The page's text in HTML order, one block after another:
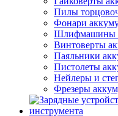
Пилы
Фонари
Шлифмашины
Винтоверты
Паяльники
Пистолеты
Нейлеры и
Фрезеры